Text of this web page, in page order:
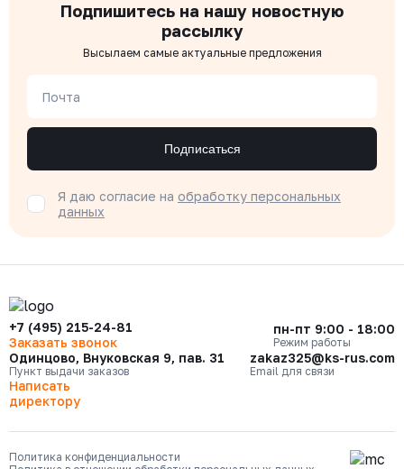
Подпишитесь на нашу новостную
рассылку
Высылаем самые актуальные предложения
Почта
Подписаться
Я даю согласие на обработку персональных
данных
+7 (495) 215-24-81
Заказать звонок
пн-пт 9:00 - 18:00
Режим работы
Одинцово, Внуковская 9, пав. 31
Пункт выдачи заказов
zakaz325@ks-rus.com
Email для связи
Написать
директору
Политика конфиденциальности